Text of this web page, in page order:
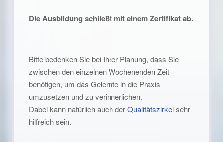
Die Ausbildung schließt mit einem Zertifikat ab.
Bitte bedenken Sie bei Ihrer Planung, dass Sie
zwischen den einzelnen Wochenenden Zeit
benötigen, um das Gelernte in die Praxis
umzusetzen und zu verinnerlichen.
Dabei kann natürlich auch derQualitätszirkelsehr
hilfreich sein.